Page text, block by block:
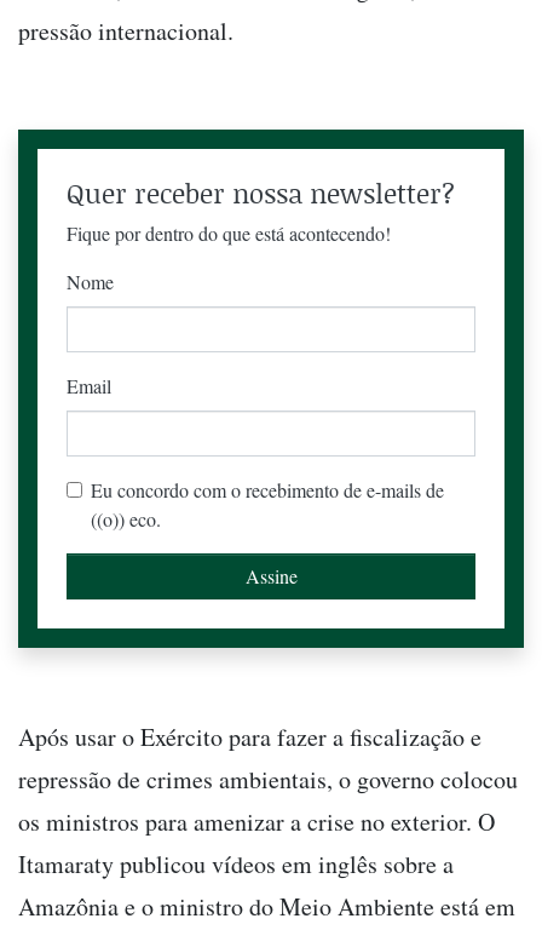
pressão internacional.
Quer receber nossa newsletter?
Fique por dentro do que está acontecendo!
Nome
Email
Eu concordo com o recebimento de e-mails de
((o)) eco.
Após usar o Exército para fazer a fiscalização e
repressão de crimes ambientais, o governo colocou
os ministros para amenizar a crise no exterior. O
Itamaraty publicou vídeos em inglês sobre a
Amazônia e o ministro do Meio Ambiente está em